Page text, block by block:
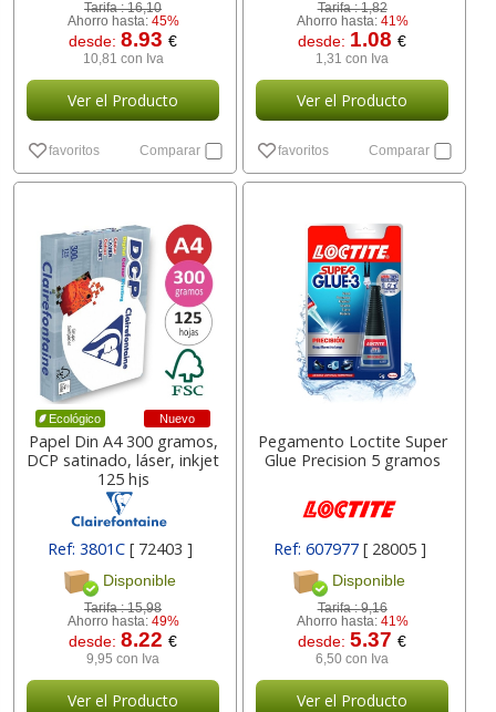
Tarifa :16,10
Ahorro hasta: 45%
desde:8.93€
10,81 con Iva
Ver el Producto
favoritos Comparar
Tarifa :1,82
Ahorro hasta: 41%
desde: 1.08€
1,31 con Iva
Ver el Producto
favoritos Comparar
Ecológico Nuevo
Papel Din A4 300 gramos,
DCP satinado, láser, inkjet
125 hjs
Ref: 3801C [ 72403 ]
Disponible
Tarifa :15,98
Ahorro hasta: 49%
desde:8.22€
9,95 con Iva
Ver el Producto
Pegamento Loctite Super
Glue Precision 5 gramos
Ref: 607977 [ 28005 ]
Disponible
Tarifa :9,16
Ahorro hasta: 41%
desde:5.37€
6,50 con Iva
Ver el Producto